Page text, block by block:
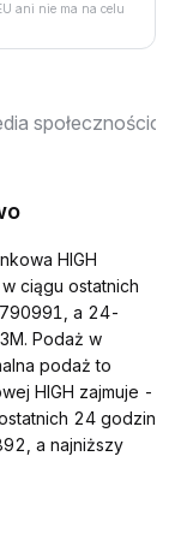
ani nie ma na celu
HIGH
ciągu ostatnich
a 24-
Podaż w
podaż to
HIGH zajmuje -
24 godzin
a najniższy